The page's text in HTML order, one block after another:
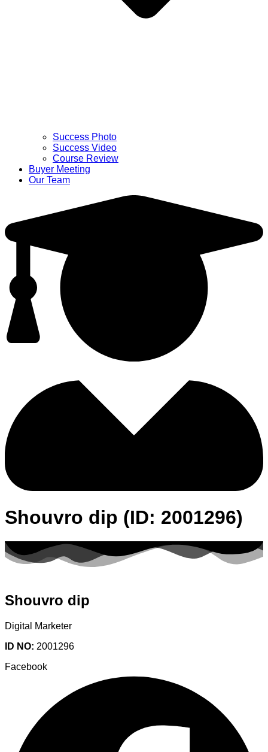
Success Photo
Success Video
Course Review
Buyer Meeting
Our Team
Shouvro dip (ID: 2001296)
Shouvro dip
Digital Marketer
ID NO: 2001296
Facebook